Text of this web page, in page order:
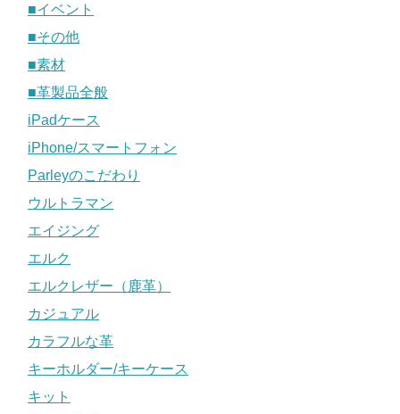
■イベント
■その他
■素材
■革製品全般
iPadケース
iPhone/スマートフォン
Parleyのこだわり
ウルトラマン
エイジング
エルク
エルクレザー（鹿革）
カジュアル
カラフルな革
キーホルダー/キーケース
キット